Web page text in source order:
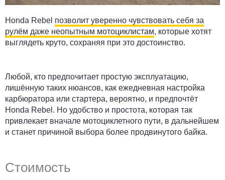
Honda Rebel позволит уверенно чувствовать себя за
рулём даже неопытным мотоциклистам, которые хотят
выглядеть круто, сохраняя при это достоинство.
Любой, кто предпочитает простую эксплуатацию,
лишённую таких нюансов, как ежедневная настройка
карбюратора или стартера, вероятно, и предпочтёт
Honda Rebel. Но удобство и простота, которая так
привлекает вначале мотоциклетного пути, в дальнейшем
и станет причиной выбора более продвинутого байка.
Стоимость